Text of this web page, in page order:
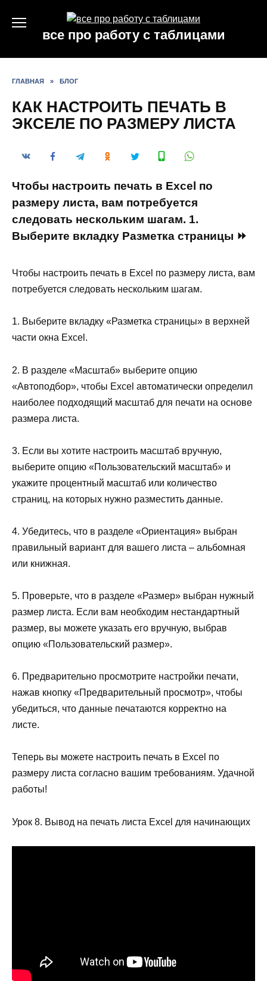
содержаниювсе про работу с таблицами
ГЛАВНАЯ » БЛОГ
КАК НАСТРОИТЬ ПЕЧАТЬ В
ЭКСЕЛЕ ПО РАЗМЕРУ ЛИСТА
Чтобы настроить печать в Excel по
размеру листа, вам потребуется
следовать нескольким шагам. 1.
Выберите вкладку Разметка страницы ⏩
Чтобы настроить печать в Excel по размеру листа, вам
потребуется следовать нескольким шагам.
1. Выберите вкладку «Разметка страницы» в верхней
части окна Excel.
2. В разделе «Масштаб» выберите опцию
«Автоподбор», чтобы Excel автоматически определил
наиболее подходящий масштаб для печати на основе
размера листа.
3. Если вы хотите настроить масштаб вручную,
выберите опцию «Пользовательский масштаб» и
укажите процентный масштаб или количество
страниц, на которых нужно разместить данные.
4. Убедитесь, что в разделе «Ориентация» выбран
правильный вариант для вашего листа – альбомная
или книжная.
5. Проверьте, что в разделе «Размер» выбран нужный
размер листа. Если вам необходим нестандартный
размер, вы можете указать его вручную, выбрав
опцию «Пользовательский размер».
6. Предварительно просмотрите настройки печати,
нажав кнопку «Предварительный просмотр», чтобы
убедиться, что данные печатаются корректно на
листе.
Теперь вы можете настроить печать в Excel по
размеру листа согласно вашим требованиям. Удачной
работы!
Урок 8. Вывод на печать листа Excel для начинающих